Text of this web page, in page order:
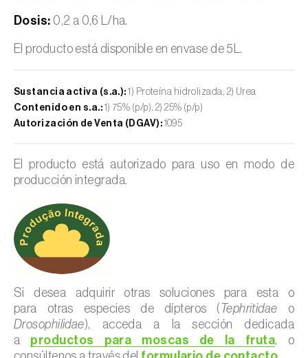
Dosis: 0,2 a 0,6 L/ha.
El producto está disponible en envase de 5L.
Sustancia activa (s.a.): 1) Proteína hidrolizada; 2) Urea
Contenido en s.a.: 1) 75% (p/p); 2) 25% (p/p)
Autorización de Venta (DGAV): 1095
El producto está autorizado para uso en modo de
producción integrada.
Si desea adquirir otras soluciones para esta o
para otras especies de dípteros ( Tephritidae o
Drosophilidae), acceda a la sección dedicada
a productos para moscas de la fruta, o